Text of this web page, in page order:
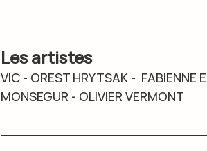
Les artistes
VIC - OREST HRYTSAK -  FABIENNE
MONSEGUR - OLIVIER VERMONT